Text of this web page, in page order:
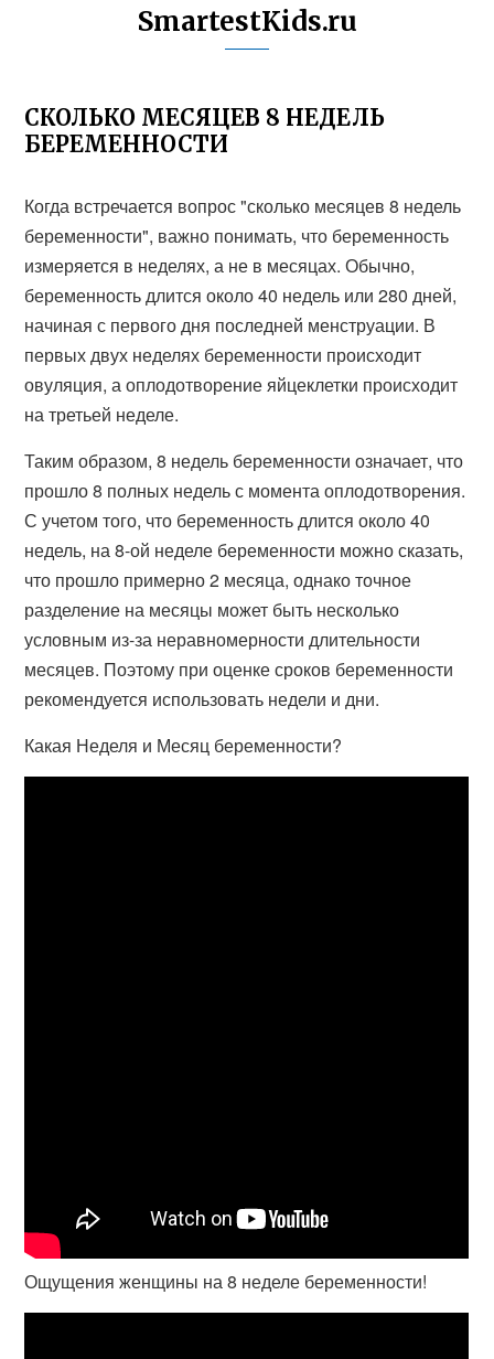
SmartestKids.ru
СКОЛЬКО МЕСЯЦЕВ 8 НЕДЕЛЬ
БЕРЕМЕННОСТИ
Когда встречается вопрос "сколько месяцев 8 недель
беременности", важно понимать, что беременность
измеряется в неделях, а не в месяцах. Обычно,
беременность длится около 40 недель или 280 дней,
начиная с первого дня последней менструации. В
первых двух неделях беременности происходит
овуляция, а оплодотворение яйцеклетки происходит
на третьей неделе.
Таким образом, 8 недель беременности означает, что
прошло 8 полных недель с момента оплодотворения.
С учетом того, что беременность длится около 40
недель, на 8-ой неделе беременности можно сказать,
что прошло примерно 2 месяца, однако точное
разделение на месяцы может быть несколько
условным из-за неравномерности длительности
месяцев. Поэтому при оценке сроков беременности
рекомендуется использовать недели и дни.
Какая Неделя и Месяц беременности?
Ощущения женщины на 8 неделе беременности!